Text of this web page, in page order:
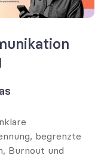
begrenzte
Burnout und